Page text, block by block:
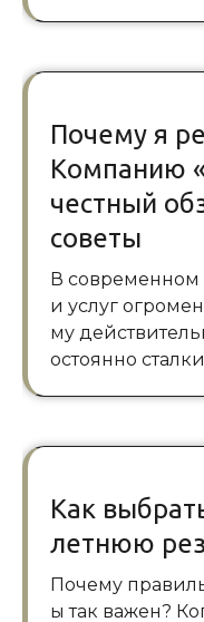
Почему я
Компанию
честный
советы
В современном мире, где выбор товаров
и услуг
му
остоянно
Как
летнюю
Почему правильный выбор летней резин
ы так важен?